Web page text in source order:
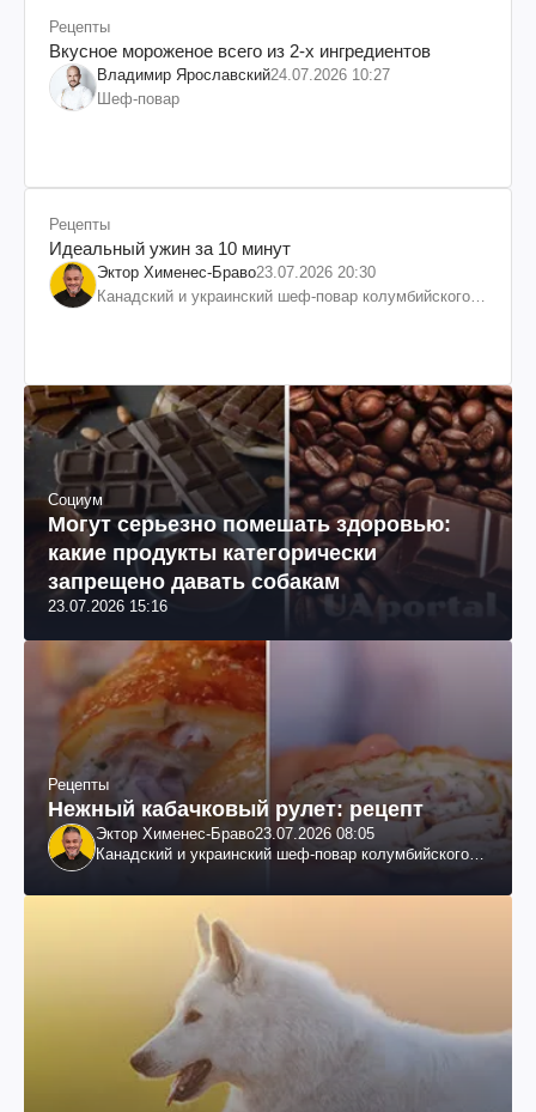
Рецепты
Вкусное мороженое всего из 2-х ингредиентов
Владимир Ярославский24.07.2026 10:27
Шеф-повар
Рецепты
Идеальный ужин за 10 минут
Эктор Хименес-Браво23.07.2026 20:30
Канадский и украинский шеф-повар колумбийского
Социум
Могут серьезно помешать здоровью:
какие продукты категорически
запрещено давать собакам
23.07.2026 15:16
Рецепты
Нежный кабачковый рулет: рецепт
Эктор Хименес-Браво23.07.2026 08:05
Канадский и украинский шеф-повар колумбийского